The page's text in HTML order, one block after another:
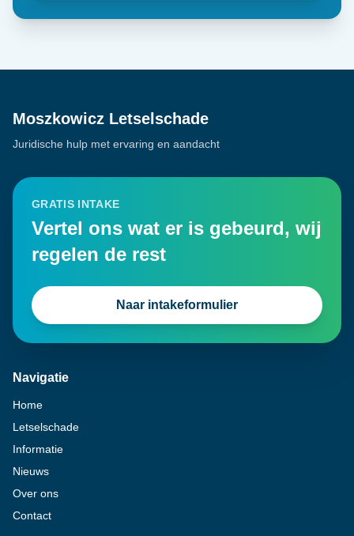
Moszkowicz Letselschade
Juridische hulp met ervaring en aandacht
GRATIS INTAKE
Vertel ons wat er is gebeurd, wij
regelen de rest
Naar intakeformulier
Navigatie
Home
Letselschade
Informatie
Nieuws
Over ons
Contact